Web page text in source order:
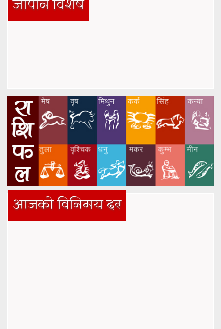
जापान विशेष
आजको विनिमय दर